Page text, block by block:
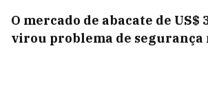
O mercado de abacate de US$
virou problema de segurança